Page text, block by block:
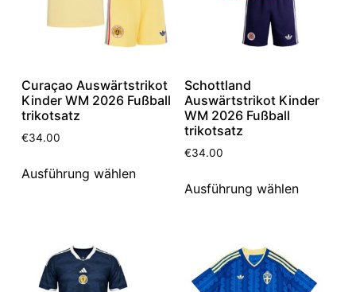
Curaçao Auswärtstrikot
Kinder WM 2026 Fußball
trikotsatz
€34.00
Ausführung wählen
Schottland
Auswärtstrikot Kinder
WM 2026 Fußball
trikotsatz
€34.00
Ausführung wählen